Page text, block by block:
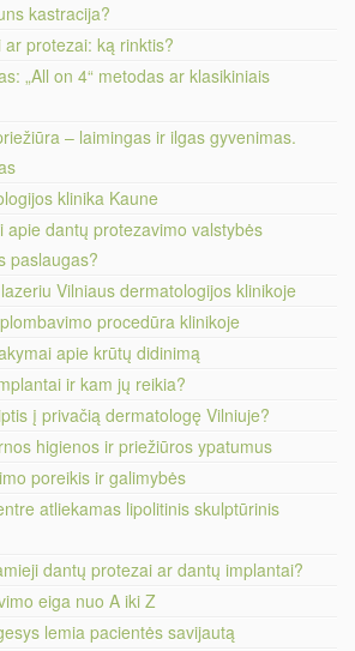
kastracija?
protezai: ką rinktis?
„All on 4“ metodas ar klasikiniais
– laimingas ir ilgas gyvenimas.
klinika Kaune
apie dantų protezavimo valstybės
paslaugas?
Vilniaus dermatologijos klinikoje
procedūra klinikoje
apie krūtų didinimą
ir kam jų reikia?
į privačią dermatologę Vilniuje?
higienos ir priežiūros ypatumus
poreikis ir galimybės
atliekamas lipolitinis skulptūrinis
dantų protezai ar dantų implantai?
eiga nuo A iki Z
lemia pacientės savijautą